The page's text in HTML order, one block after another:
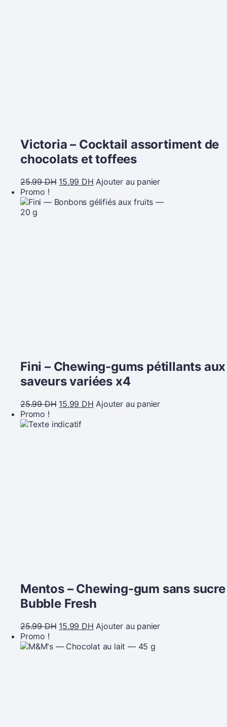
Victoria – Cocktail assortiment de
chocolats et toffees
25.99DH 15.99 DH Ajouter au panier
Promo !
Fini – Chewing-gums pétillants aux
saveurs variées x4
25.99DH 15.99 DH Ajouter au panier
Promo !
Mentos – Chewing-gum sans sucre
Bubble Fresh
25.99DH 15.99 DH Ajouter au panier
Promo !